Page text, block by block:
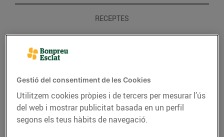
RECEPTES
Gestió del consentiment de les Cookies
Utilitzem cookies pròpies i de tercers per mesurar l’ús
del web i mostrar publicitat basada en un perfil
segons els teus hàbits de navegació.